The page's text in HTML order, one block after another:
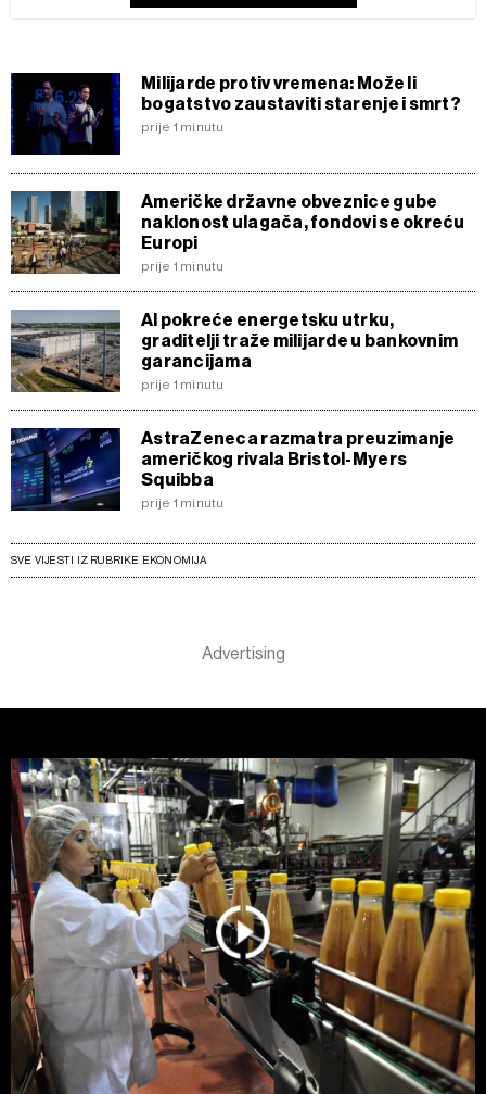
Milijarde protiv vremena: Može li
bogatstvo zaustaviti starenje i smrt?
prije 1 minutu
Američke državne obveznice gube
naklonost ulagača, fondovi se okreću
Europi
prije 1 minutu
AI pokreće energetsku utrku,
graditelji traže milijarde u bankovnim
garancijama
prije 1 minutu
AstraZeneca razmatra preuzimanje
američkog rivala Bristol-Myers
Squibba
prije 1 minutu
SVE VIJESTI IZ RUBRIKE EKONOMIJA